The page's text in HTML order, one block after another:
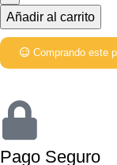
Añadir al carrito
Comprando este
Pago Seguro